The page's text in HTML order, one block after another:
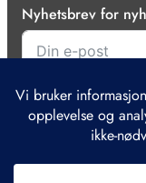
Nyhetsbrev for